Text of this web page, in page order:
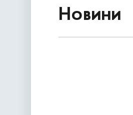
Новини